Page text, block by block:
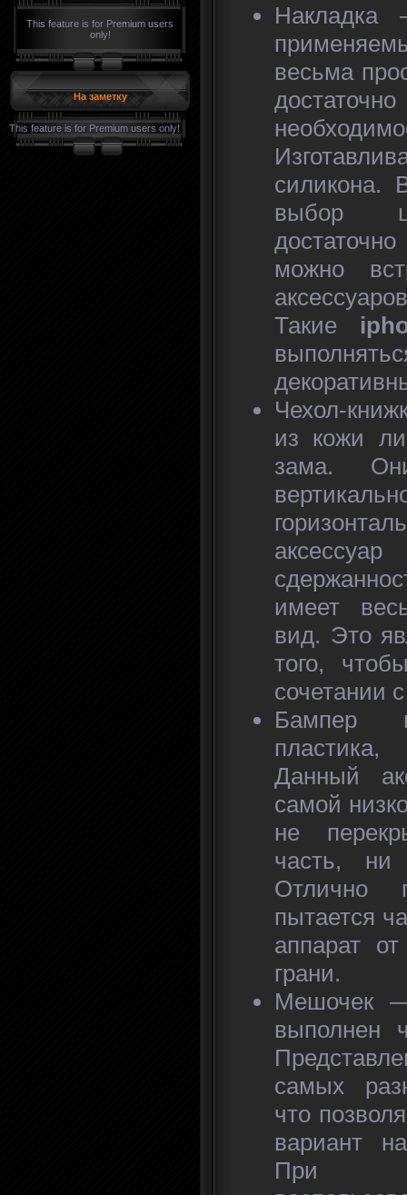
This feature is for Premium users
only!
На заметку
This feature is for Premium users only!
Накладка
весьма
силикона.
выбор
можно
Такие
Чехол-
из кожи
зама.
имеет
вид. Это
того,
сочетании
Бампер
Данный
самой
не
часть, ни
Отлично
пытается
аппарат
грани.
Мешочек
выполнен
самых
что
вариант
При